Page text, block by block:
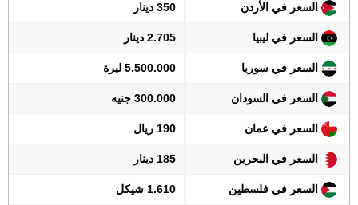
السعر في الأردن 350 دينار
السعر في ليبيا 2.705 دينار
السعر في سوريا 5.500.000 ليرة
السعر في السودان 300.000 جنيه
السعر في عمان 190 ريال
السعر في البحرين 185 دينار
السعر في فلسطين 1.610 شيكل